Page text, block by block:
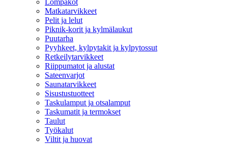
Lompakot
Matkatarvikkeet
Pelit ja lelut
Piknik-korit ja kylmälaukut
Puutarha
Pyyhkeet, kylpytakit ja kylpytossut
Retkeilytarvikkeet
Riippumatot ja alustat
Sateenvarjot
Saunatarvikkeet
Sisustustuotteet
Taskulamput ja otsalamput
Taskumatit ja termokset
Taulut
Työkalut
Viltit ja huovat